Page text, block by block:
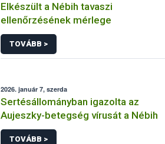
Elkészült a Nébih tavaszi
ellenőrzésének mérlege
TOVÁBB >
2026. január 7, szerda
Sertésállományban igazolta az
Aujeszky-betegség vírusát a Nébih
TOVÁBB >